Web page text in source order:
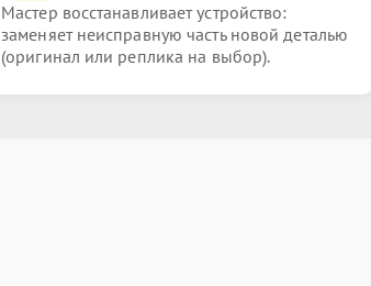
Мастер восстанавливает устройство:
заменяет неисправную часть новой деталью
(оригинал или реплика на выбор).